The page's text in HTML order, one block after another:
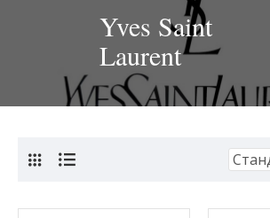
Yves Saint
Laurent